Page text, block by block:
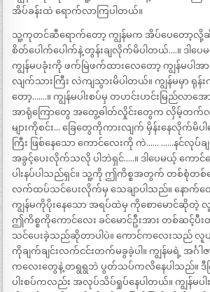
အိပ်ခန်းထဲ ရောက်လာကြပါတယ်။
သူ့ကုတင်ဆီရောက်တော့ ကျွန်မက အိပ်ပေတော့လို့ဆိုပ
စိတ်ပေါက်ပေါက်နဲ့ တွန်းချလိုက်မိပါတယ်….။ ဒါပ
ကျွန်မပခုံးကို ဖက်မြဲဖက်ထားလေတော့ ကျွန်မပါအ
လျက်သားကြီး လဲကျသွားမိပါတယ်။ ကျွန်မမှာ ရု
တော့…….။ ကျွန်မပါးစပ်မှ တဟင်းဟင်းမြည်လာ
အာရုံကြောတွေ အတွေ့ဓါတ်လှိုင်းတွေက လှိမ့်တက်လ
များကိုစင်း… ခြေတွေကိုကားလျက် မှိန်းနေလိုက်
ကြီး ဖြစ်နေသော ကောင်လေးကို ကဲ…… ……နင်လုပ်
အခွင့်ပေးလိုက်သလို ပါဘဲရှင်…..။ ဒါပေမယ့် ကော
ပါးနပ်ပါသည်ရှင်။ သူ့ကို ဤကိစ္စအတွက် တစ်စုံတစ်
လက်ထပ်သင်ပေးလိုက်မှ သေချာပါသည်။ နောက်တ
ကျွန်မကိုပိုးနေသော အရပ်ထဲမှ ကိုစောမောင်ဆိုတဲ့
ဤကိစ္စကိုကောင်လေး ခင်မောင်ဦးအား တစ်ဆင့်ပီး
သင်ပေးခဲ့သည်ဆိုတာပါပဲ။ ကောင်ကလေးသည် လူပ
ကိုချက်ချင်းလက်ငင်းတက်မခွခဲ့ပါ။ ကျွန်မရဲ့ အင်္ဂ
ကလေးတွေနဲ့ တရွရွဘဲ ပွတ်သပ်ကလိနေပါသည်။ ဒီကြ
ပါးစပ်ကလည်း အလုပ်သိပ်ရှုပ်နေပါတယ်။ ကျွန်မပ